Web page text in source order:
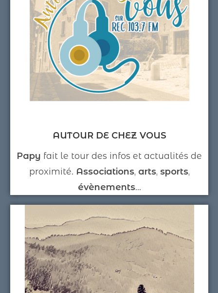
AUTOUR DE CHEZ VOUS
Papy fait le tour des infos et actualités de
proximité. Associations, arts, sports,
évènements...